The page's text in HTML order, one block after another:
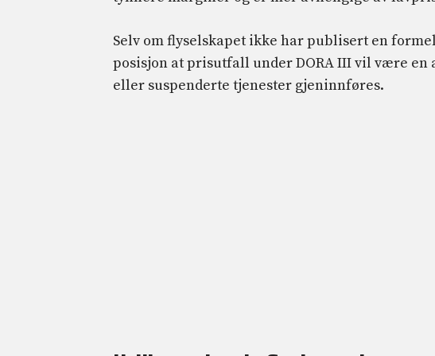
Selv om flyselskapet ikke har publisert en
posisjon at prisutfall under DORA III vil være
eller suspenderte tjenester gjeninnføres.